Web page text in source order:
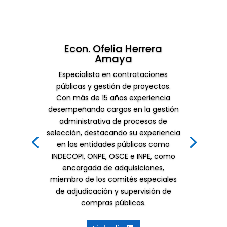
Econ. Ofelia Herrera
Amaya
Especialista en contrataciones
públicas y gestión de proyectos.
Con más de 15 años experiencia
desempeñando cargos en la gestión
administrativa de procesos de
selección, destacando su experiencia
en las entidades públicas como
INDECOPI, ONPE, OSCE e INPE, como
encargada de adquisiciones,
miembro de los comités especiales
de adjudicación y supervisión de
compras públicas.